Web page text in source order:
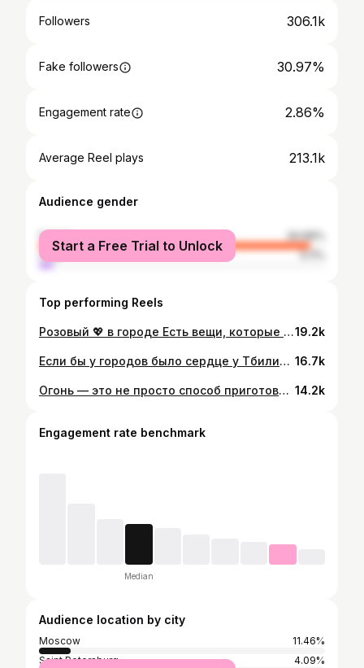
Followers 306.1k
Fake followers 30.97%
Engagement rate 2.86%
Average Reel plays 213.1k
Audience gender
female
94.89%
male
5.11%
Start a Free Trial to Unlock
Top performing Reels
Розовый 💖 в городе Есть вещи, которые не просто дополняют образ, именно они задают настроение всему дню. Эти розовые тапочки именно такие. Лёгкие, удобные и удивительно стильные в своей простоте. В них хочется замедлиться, идти по солнечным улицам, ловить летний ветер и просто наслаждаться моментом. Нежный розовый оттенок красиво освежает любые образы — от льняных комплектов до привычных джинсов и платьев и самое главное — это тот редкий случай, когда комфорт и эстетика идеально совпадают. Лето любит такие детали. 💕 #летнийстиль #розовый #образы #лето2026 #streetstyle19.2k
Если бы у городов было сердце у Тбилиси оно билось бы именно здесь. ❤️ Старый Тбилиси место, ради которого уже стоит купить билет. Узкие улочки, легендарные резные балконы, яркие фасады, атмосферные дворики и виды, от которых замираешь на секунду. И самое удивительное — это не музей под открытым небом, а живой город с характером: рядом с историческими домами стильные кафе, винные бары, дизайнерские пространства и знаменитые серные бани. А ещё именно здесь, в центре столицы, находится настоящий водопад, редкость, которой почти нигде нет. Сюда приезжают за эмоциями: вкусной едой, красивой архитектурой, теплом людей и тем самым чувством свободы, которое остаётся внутри надолго. Тбилиси не просто нравится. Тбилиси влюбляет. ❤️ Кто бы хотел потеряться в этих улицах хотя бы на один день? 16.7k
Огонь — это не просто способ приготовления. В GEBO это основа всей философии вкуса 🔥 Северная еда на огне с японским акцентом, концепция, которая раскрывает продукт таким, какой он есть на самом деле. Без лишнего. Без перегруженности. Только чистый вкус, сезонность и внимание к деталям. Северная кухня здесь отвечает за природность и честность вкуса. Японский акцент — за дисциплину, точность и чистые техники. Именно поэтому каждое сочетание ощущается очень цельным и продуманным. Огонь здесь становится той самой эмоцией, которую невозможно заменить ни одной современной техникой. Потому что это самый древний способ приготовления еды, знакомый человеку ещё задолго до появления кухонь и рецептов. 14.2k
Engagement rate benchmark
Median
Audience location by city
Moscow
11.46%
Saint Petersburg
4.09%